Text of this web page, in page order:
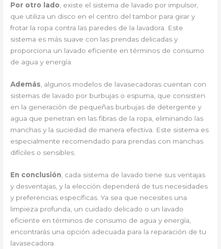
Por otro lado , existe el sistema de lavado por impulsor,
que utiliza un disco en el centro del tambor para girar y
frotar la ropa contra las paredes de la lavadora. Este
sistema es más suave con las prendas delicadas y
proporciona un lavado eficiente en términos de consumo
de agua y energía.
Además , algunos modelos de lavasecadoras cuentan con
sistemas de lavado por burbujas o espuma, que consisten
en la generación de pequeñas burbujas de detergente y
agua que penetran en las fibras de la ropa, eliminando las
manchas y la suciedad de manera efectiva. Este sistema es
especialmente recomendado para prendas con manchas
difíciles o sensibles.
En conclusión , cada sistema de lavado tiene sus ventajas
y desventajas, y la elección dependerá de tus necesidades
y preferencias específicas. Ya sea que necesites una
limpieza profunda, un cuidado delicado o un lavado
eficiente en términos de consumo de agua y energía,
encontrarás una opción adecuada para la reparación de tu
lavasecadora.